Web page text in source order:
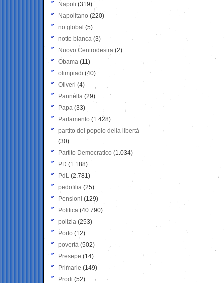
Napoli (319)
Napolitano (220)
no global (5)
notte bianca (3)
Nuovo Centrodestra (2)
Obama (11)
olimpiadi (40)
Oliveri (4)
Pannella (29)
Papa (33)
Parlamento (1.428)
partito del popolo della libertà
(30)
Partito Democratico (1.034)
PD (1.188)
PdL (2.781)
pedofilia (25)
Pensioni (129)
Politica (40.790)
polizia (253)
Porto (12)
povertà (502)
Presepe (14)
Primarie (149)
Prodi (52)